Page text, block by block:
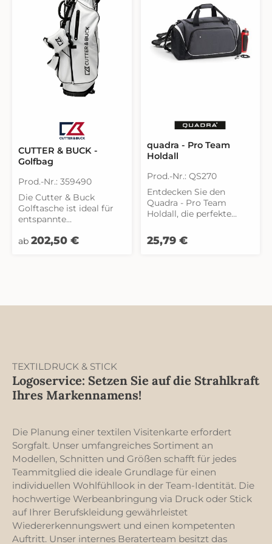
CUTTER & BUCK -
Golfbag
Prod.-Nr.: 359490
Die Cutter & Buck
Golftasche ist ideal für
entspannte
den Wettkampf. Diese
werden. Das
gepolsterten
Schultergurten, die
maximalen Halt bieten,
selbst wenn die Tasche
garantiert Stabilität auf
dem Platz und
ermöglicht ein einfaches
Aufstellen. Die Tasche
verfügt über zahlreiche
durchdacht gestaltete
Fächer und Taschen, die
Ihre Golfausrüstung
sicher, organisiert und
leicht zugänglich
aufbewahren. Jedes
Regulärer Preis:
ab202,50 €
quadra - Pro Team
Holdall
Prod.-Nr.: QS270
Entdecken Sie den
Quadra - Pro Team
Holdall, die perfekte
Transportbedürfnisse.
Hergestellt aus
der für zusätzlichen
Komfort sorgt, egal ob
hält Ihre Schuhe
getrennt und sauber,
während das Feuchtfach
ideal für nasse oder
schmutzige
Gegenstände ist. Im
Inneren finden Sie eine
praktische Innentasche
für Wertsachen, die
zusätzlichen Schutz
bietet. Die elastischen
Regulärer Preis:
25,79 €
TEXTILDRUCK & STICK
Logoservice: Setzen Sie auf die Strahlkraft
Ihres Markennamens!
Die Planung einer textilen Visitenkarte erfordert
Sorgfalt. Unser umfangreiches Sortiment an
Modellen, Schnitten und Größen schafft für jedes
Teammitglied die ideale Grundlage für einen
individuellen Wohlfühllook in der Team-Identität. Die
hochwertige Werbeanbringung via Druck oder Stick
auf Ihrer Berufskleidung gewährleistet
Wiedererkennungswert und einen kompetenten
Auftritt. Unser internes Beraterteam besitzt das